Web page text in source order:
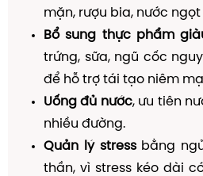
mặn, rượu bia, nước
Bổ sung thực phẩm
trứng, sữa, ngũ cốc
để hỗ trợ tái tạo niêm
Uống đủ nước, ưu tiên
nhiều đường.
Quản lý stressbằng
thần, vì stress kéo dài